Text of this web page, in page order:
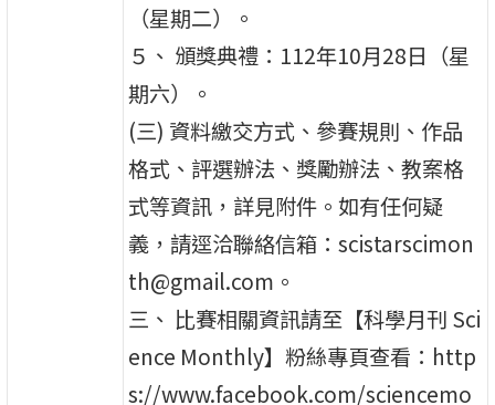
（星期二）。
５、 頒獎典禮：112年10月28日（星
期六）。
(三) 資料繳交方式、參賽規則、作品
格式、評選辦法、獎勵辦法、教案格
式等資訊，詳見附件。如有任何疑
義，請逕洽聯絡信箱：scistarscimon
th@gmail.com。
三、 比賽相關資訊請至【科學月刊 Sci
ence Monthly】粉絲專頁查看：http
s://www.facebook.com/sciencemo